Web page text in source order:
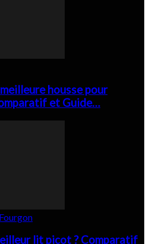
housse pour
et Guide…
lit picot ? Comparatif